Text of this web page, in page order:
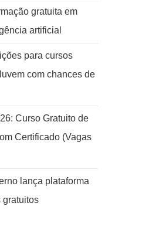
gratuita em
artificial
para cursos
com chances de
Curso Gratuito de
Certificado (Vagas
lança plataforma
gratuitos